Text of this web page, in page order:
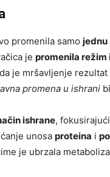
promenila samo jednu
je promenila režim
je mršavljenje
promena u ishrani
ishrane,
unosa proteina i
je ubrzala